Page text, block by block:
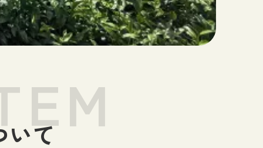
いて